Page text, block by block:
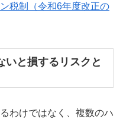
税制（令和6年度改正の
いと損するリスクと
わけではなく、複数のハ